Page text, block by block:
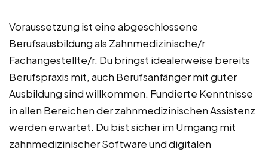
Voraussetzung ist eine abgeschlossene
Berufsausbildung als Zahnmedizinische/r
Fachangestellte/r. Du bringst idealerweise bereits
Berufspraxis mit, auch Berufsanfänger mit guter
Ausbildung sind willkommen. Fundierte Kenntnisse
in allen Bereichen der zahnmedizinischen Assistenz
werden erwartet. Du bist sicher im Umgang mit
zahnmedizinischer Software und digitalen